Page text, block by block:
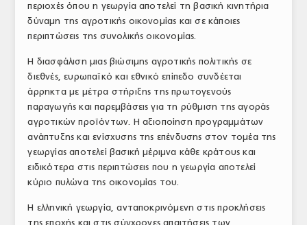
ΕΞΟΠΛΙΣΜΟΣ
ΥΠΗΡΕΣΙΕΣ
ΕΜΠΟΡΙΚΟΙ ΑΝΤΙΠΡΟΣΩΠΟΙ
ΝΟΜΟΘΕΣΙΑ
ΕΛΛΗΝΙΚΗ ΝΟΜΟΘΕΣΙΑ
ΕΥΡΩΠΑΪΚΗ ΝΟΜΟΘΕΣΙΑ
Profile
περιοχές όπου η γεωργία αποτελεί τη βασική κινητήρια
δύναμη της αγροτικής οικονομίας και σε κάποιες
περιπτώσεις της συνολικής οικονομίας.
Η διασφάλιση μιας βιώσιμης αγροτικής πολιτικής σε
διεθνές, ευρωπαϊκό και εθνικό επίπεδο συνδέεται
άρρηκτα με μέτρα στήριξης της πρωτογενούς
παραγωγής και παρεμβάσεις για τη ρύθμιση της αγοράς
αγροτικών προϊόντων. Η αξιοποίηση προγραμμάτων
ανάπτυξης και ενίσχυσης της επένδυσης στον τομέα της
γεωργίας αποτελεί βασική μέριμνα κάθε κράτους και
ειδικότερα στις περιπτώσεις που η γεωργία αποτελεί
κύριο πυλώνα της οικονομίας του.
Η ελληνική γεωργία, ανταποκρινόμενη στις προκλήσεις
της εποχής και στις σύγχρονες απαιτήσεις των